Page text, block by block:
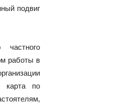
подвиг
работы в
карта по